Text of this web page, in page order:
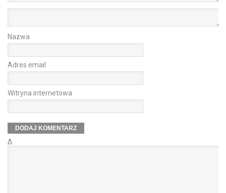
Nazwa
Adres email
Witryna internetowa
Δ